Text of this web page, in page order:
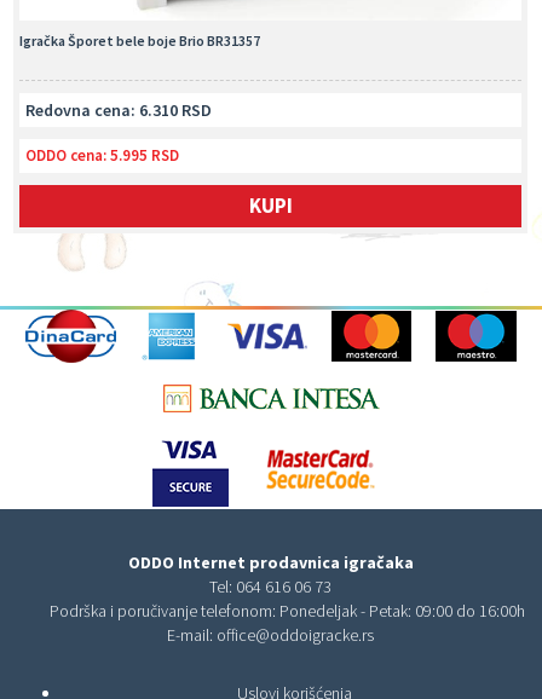
Igračka Šporet bele boje Brio BR31357
Redovna cena: 6.310 RSD
ODDO cena:5.995 RSD
KUPI
ODDO Internet prodavnica igračaka
Tel: 064 616 06 73
Podrška i poručivanje telefonom: Ponedeljak - Petak: 09:00 do 16:00h
E-mail: office@oddoigracke.rs
Uslovi korišćenja